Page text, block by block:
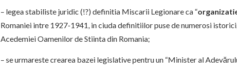
– legea stabiliste juridic (!?) definitia Miscarii Legionare ca “
Romaniei intre 1927-1941, in ciuda definitiilor puse de numerosi
Acedemiei Oamenilor de Stiinta din Romania;
– se urmareste crearea bazei legislative pentru un “Minister al